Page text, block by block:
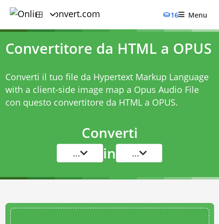
16 Menu
Convertitore da HTML a OPUS
Converti il tuo file da Hypertext Markup Language
with a client-side image map a Opus Audio File
con questo convertitore da HTML a OPUS.
Converti
... in ...